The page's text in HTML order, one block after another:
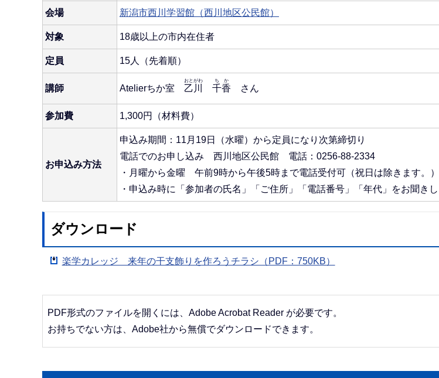
会場 新潟市西川学習館（西川地区公民館）
対象 18歳以上の市内在住者
定員 15人（先着順）
講師 Atelierちか室 乙川
おとがわ
千香
ちか
さん
参加費 1,300円（材料費）
お申込み方法
申込み期間：11月19日（水曜）から定員になり次第締切り
電話でのお申し込み 西川地区公民館 電話：0256-88-2334
・月曜から金曜 午前9時から午後5時まで電話受付可（祝日は除きます。）
・申込み時に「参加者の氏名」「ご住所」「電話番号」「年代」をお聞きし
ダウンロード
楽学カレッジ 来年の干支飾りを作ろうチラシ（PDF：750KB）
PDF形式のファイルを開くには、Adobe Acrobat Reader が必要です。
お持ちでない方は、Adobe社から無償でダウンロードできます。